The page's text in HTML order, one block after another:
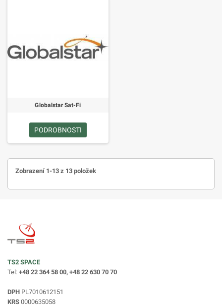
Globalstar Sat-Fi
PODROBNOSTI
Zobrazení 1-13 z 13 položek
TS2 SPACE
Tel: +48 22 364 58 00, +48 22 630 70 70
DPH PL7010612151
KRS 0000635058